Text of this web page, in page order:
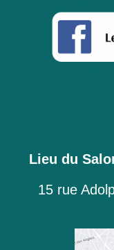
Lieu du
15 rue